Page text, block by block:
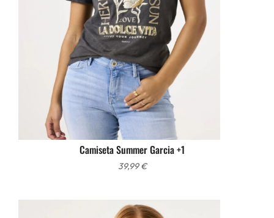
Camiseta Summer Garcia +1
39,99€